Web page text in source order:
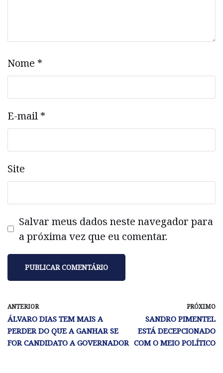
Nome *
E-mail *
Site
Salvar meus dados neste navegador para
a próxima vez que eu comentar.
ANTERIOR
ÁLVARO DIAS TEM MAIS A
PERDER DO QUE A GANHAR SE
FOR CANDIDATO A GOVERNADOR
PRÓXIMO
SANDRO PIMENTEL
ESTÁ DECEPCIONADO
COM O MEIO POLÍTICO